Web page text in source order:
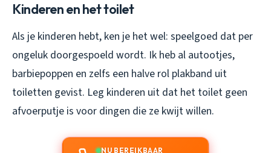
Kinderen en het toilet
Als je kinderen hebt, ken je het wel: speelgoed dat per
ongeluk doorgespoeld wordt. Ik heb al autootjes,
barbiepoppen en zelfs een halve rol plakband uit
toiletten gevist. Leg kinderen uit dat het toilet geen
afvoerputje is voor dingen die ze kwijt willen.
NU BEREIKBAAR